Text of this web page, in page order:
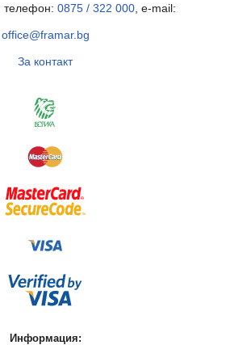
телефон: 0875 / 322 000, e-mail:
office@framar.bg
За контакт
Информация: